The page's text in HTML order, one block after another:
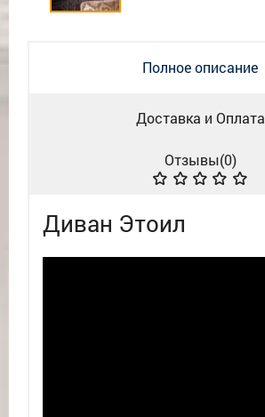
Полное описание
Доставка и Оплата
Отзывы(0)
Диван Этоил